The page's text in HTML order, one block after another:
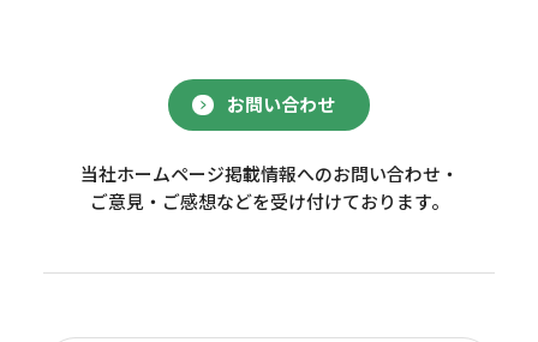
お問い合わせ
当社ホームページ掲載情報へのお問い合わせ・
ご意見・ご感想などを受け付けております。